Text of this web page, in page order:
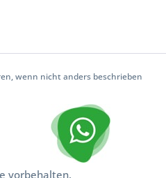
wenn nicht anders beschrieben
vorbehalten.